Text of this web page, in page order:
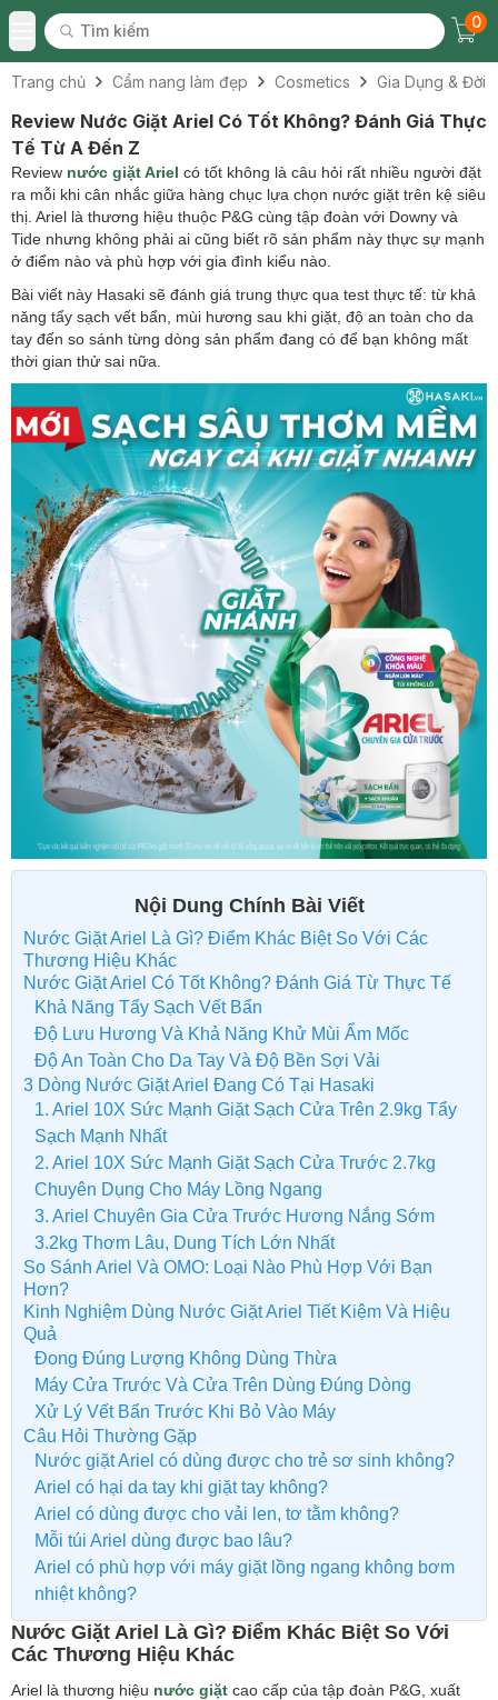
Toggle Menu
Tìm kiếm
Tìm kiếm
0
Trang chủ Cẩm nang làm đẹp Cosmetics Gia Dụng & Đời
Review Nước Giặt Ariel Có Tốt Không? Đánh Giá Thực
Tế Từ A Đến Z
Review nước giặt Ariel có tốt không là câu hỏi rất nhiều người đặt
ra mỗi khi cân nhắc giữa hàng chục lựa chọn nước giặt trên kệ siêu
thị. Ariel là thương hiệu thuộc P&G cùng tập đoàn với Downy và
Tide nhưng không phải ai cũng biết rõ sản phẩm này thực sự mạnh
ở điểm nào và phù hợp với gia đình kiểu nào.
Bài viết này Hasaki sẽ đánh giá trung thực qua test thực tế: từ khả
năng tẩy sạch vết bẩn, mùi hương sau khi giặt, độ an toàn cho da
tay đến so sánh từng dòng sản phẩm đang có để bạn không mất
thời gian thử sai nữa.
Nội Dung Chính Bài Viết
Nước Giặt Ariel Là Gì? Điểm Khác Biệt So Với Các
Thương Hiệu Khác
Nước Giặt Ariel Có Tốt Không? Đánh Giá Từ Thực Tế
Khả Năng Tẩy Sạch Vết Bẩn
Độ Lưu Hương Và Khả Năng Khử Mùi Ẩm Mốc
Độ An Toàn Cho Da Tay Và Độ Bền Sợi Vải
3 Dòng Nước Giặt Ariel Đang Có Tại Hasaki
1. Ariel 10X Sức Mạnh Giặt Sạch Cửa Trên 2.9kg Tẩy
Sạch Mạnh Nhất
2. Ariel 10X Sức Mạnh Giặt Sạch Cửa Trước 2.7kg
Chuyên Dụng Cho Máy Lồng Ngang
3. Ariel Chuyên Gia Cửa Trước Hương Nắng Sớm
3.2kg Thơm Lâu, Dung Tích Lớn Nhất
So Sánh Ariel Và OMO: Loại Nào Phù Hợp Với Bạn
Hơn?
Kinh Nghiệm Dùng Nước Giặt Ariel Tiết Kiệm Và Hiệu
Quả
Đong Đúng Lượng Không Dùng Thừa
Máy Cửa Trước Và Cửa Trên Dùng Đúng Dòng
Xử Lý Vết Bẩn Trước Khi Bỏ Vào Máy
Câu Hỏi Thường Gặp
Nước giặt Ariel có dùng được cho trẻ sơ sinh không?
Ariel có hại da tay khi giặt tay không?
Ariel có dùng được cho vải len, tơ tằm không?
Mỗi túi Ariel dùng được bao lâu?
Ariel có phù hợp với máy giặt lồng ngang không bơm
nhiệt không?
Nước Giặt Ariel Là Gì? Điểm Khác Biệt So Với
Các Thương Hiệu Khác
Ariel là thương hiệu nước giặt cao cấp của tập đoàn P&G, xuất